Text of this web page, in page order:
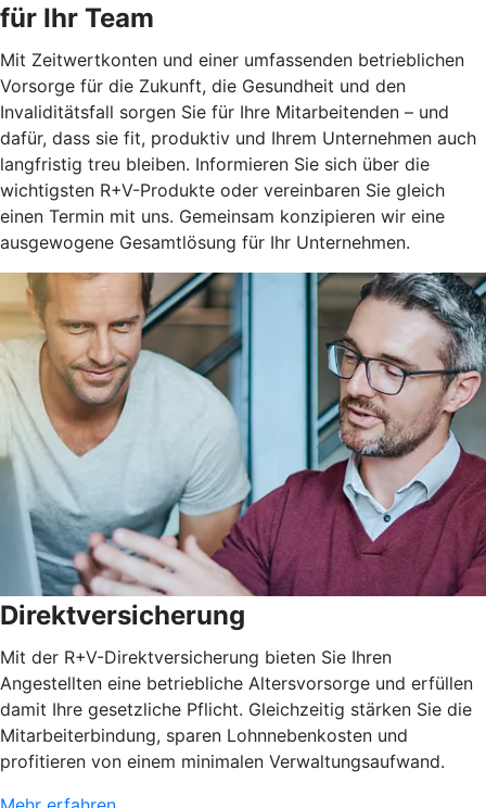
für Ihr Team
Mit Zeitwertkonten und einer umfassenden betrieblichen
Vorsorge für die Zukunft, die Gesundheit und den
Invaliditätsfall sorgen Sie für Ihre Mitarbeitenden – und
dafür, dass sie fit, produktiv und Ihrem Unternehmen auch
langfristig treu bleiben. Informieren Sie sich über die
wichtigsten R+V-Produkte oder vereinbaren Sie gleich
einen Termin mit uns. Gemeinsam konzipieren wir eine
ausgewogene Gesamtlösung für Ihr Unternehmen.
Direktversicherung
Mit der R+V-Direktversicherung bieten Sie Ihren
Angestellten eine betriebliche Altersvorsorge und erfüllen
damit Ihre gesetzliche Pflicht. Gleichzeitig stärken Sie die
Mitarbeiterbindung, sparen Lohnnebenkosten und
profitieren von einem minimalen Verwaltungsaufwand.